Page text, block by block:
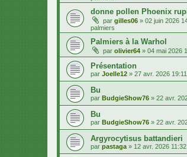
donne pollen Phoenix
par gilles06 » 02 juin 2026
palmiers
Palmiers à la Warhol
par olivier64 » 04 mai 2026
Présentation
par Joelle12 » 27 avr. 2026 19:11
Bu
par BudgieShow76 » 22 avr.
Bu
par BudgieShow76 » 22 avr.
Argyrocytisus battandieri
par pastaga » 12 avr. 2026 11:32